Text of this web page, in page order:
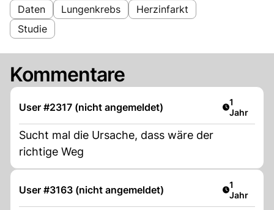
Daten Lungenkrebs
Herzinfarkt
Studie
Kommentare
User #2317 (nicht angemeldet) Artikel
1
Jahr
Sucht mal die Ursache, dass wäre der
richtige Weg
User #3163 (nicht angemeldet) Artikel
1
Jahr